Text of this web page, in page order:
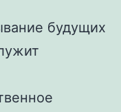
будущих